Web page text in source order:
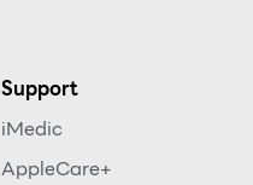
Support
iMedic
AppleCare+